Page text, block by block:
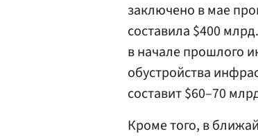
заключено в мае
составила $400
в начале прошлого
обустройства
составит $60–70
Кроме того, в